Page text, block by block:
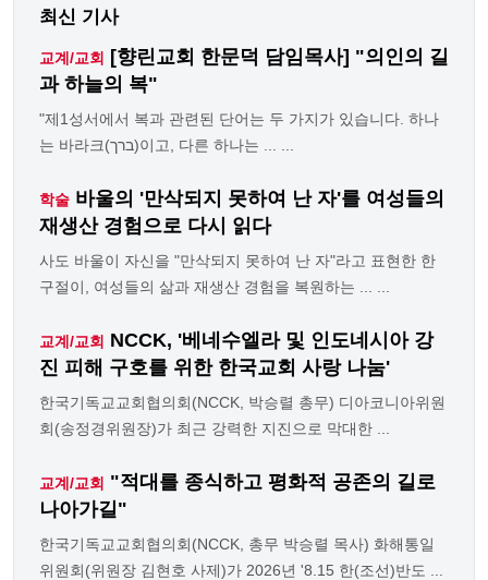
최신 기사
교계/교회 [향린교회 한문덕 담임목사] "의인의 길
과 하늘의 복"
"제1성서에서 복과 관련된 단어는 두 가지가 있습니다. 하나
는 바라크(ברך)이고, 다른 하나는 ... ...
학술 바울의 '만삭되지 못하여 난 자'를 여성들의
재생산 경험으로 다시 읽다
사도 바울이 자신을 "만삭되지 못하여 난 자"라고 표현한 한
구절이, 여성들의 삶과 재생산 경험을 복원하는 ... ...
교계/교회 NCCK, '베네수엘라 및 인도네시아 강
진 피해 구호를 위한 한국교회 사랑 나눔'
한국기독교교회협의회(NCCK, 박승렬 총무) 디아코니아위원
회(송정경위원장)가 최근 강력한 지진으로 막대한 ...
교계/교회 "적대를 종식하고 평화적 공존의 길로
나아가길"
한국기독교교회협의회(NCCK, 총무 박승렬 목사) 화해통일
위원회(위원장 김현호 사제)가 2026년 '8.15 한(조선)반도 ...